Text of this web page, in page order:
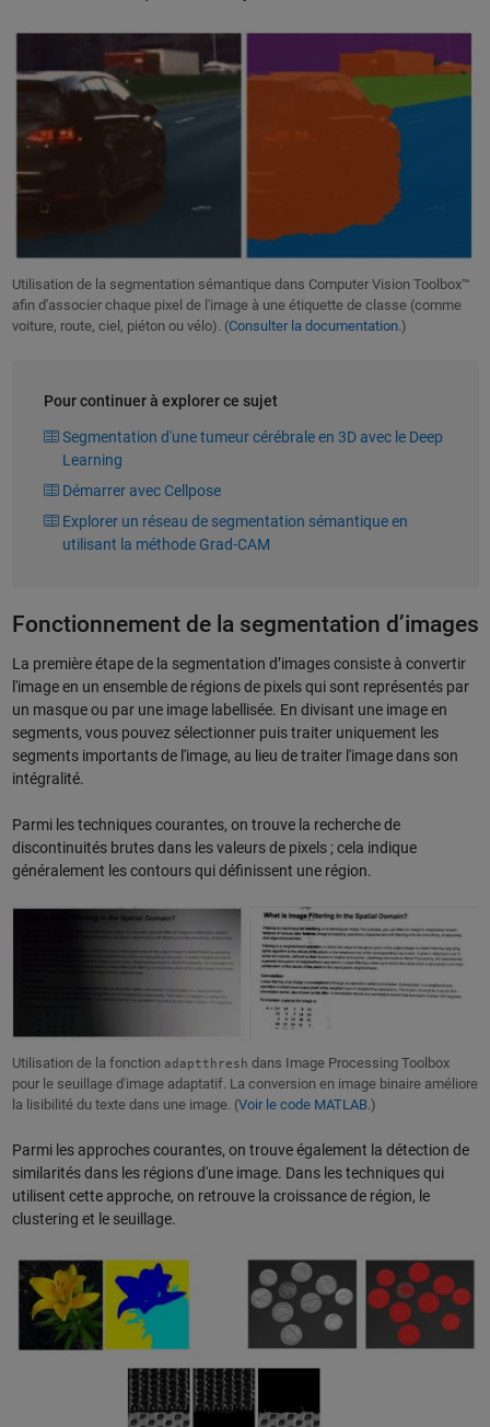
Utilisation de la segmentation sémantique dans Computer Vision Toolbox™
afin d'associer chaque pixel de l'image à une étiquette de classe (comme
voiture, route, ciel, piéton ou vélo). (Consulter la documentation.)
Pour continuer à explorer ce sujet
Segmentation d'une tumeur cérébrale en 3D avec le Deep
Learning
Démarrer avec Cellpose
Explorer un réseau de segmentation sémantique en
utilisant la méthode Grad-CAM
Fonctionnement de la segmentation d’images
La première étape de la segmentation d’images consiste à convertir
l'image en un ensemble de régions de pixels qui sont représentés par
un masque ou par une image labellisée. En divisant une image en
segments, vous pouvez sélectionner puis traiter uniquement les
segments importants de l'image, au lieu de traiter l'image dans son
intégralité.
Parmi les techniques courantes, on trouve la recherche de
discontinuités brutes dans les valeurs de pixels ; cela indique
généralement les contours qui définissent une région.
Utilisation de la fonction adaptthresh dans Image Processing Toolbox
pour le seuillage d'image adaptatif. La conversion en image binaire améliore
la lisibilité du texte dans une image. (Voir le code MATLAB.)
Parmi les approches courantes, on trouve également la détection de
similarités dans les régions d'une image. Dans les techniques qui
utilisent cette approche, on retrouve la croissance de région, le
clustering et le seuillage.